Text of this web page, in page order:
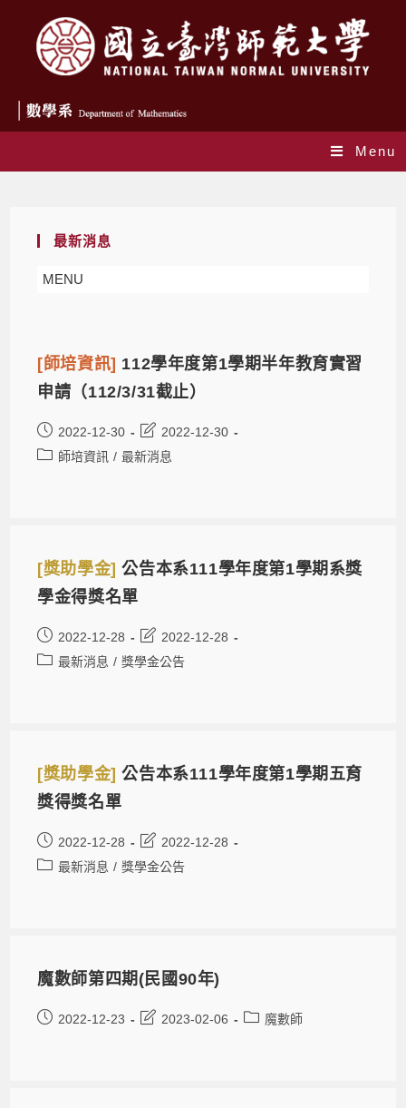
Menu
最新消息
MENU
[師培資訊] 112學年度第1學期半年教育實習
申請（112/3/31截止）
2022-12-30
2022-12-30
師培資訊 / 最新消息
[獎助學金]公告本系111學年度第1學期系獎
學金得獎名單
2022-12-28
2022-12-28
最新消息 / 獎學金公告
[獎助學金]公告本系111學年度第1學期五育
獎得獎名單
2022-12-28
2022-12-28
最新消息 / 獎學金公告
魔數師第四期(民國90年)
2022-12-23 2023-02-06 魔數師